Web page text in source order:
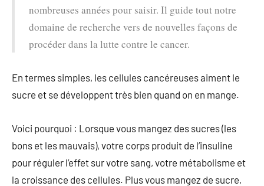
nombreuses années pour saisir. Il guide tout notre
domaine de recherche vers de nouvelles façons de
procéder dans la lutte contre le cancer.
En termes simples, les cellules cancéreuses aiment le
sucre et se développent très bien quand on en mange.
Voici pourquoi : Lorsque vous mangez des sucres (les
bons et les mauvais), votre corps produit de l’insuline
pour réguler l’effet sur votre sang, votre métabolisme et
la croissance des cellules. Plus vous mangez de sucre,